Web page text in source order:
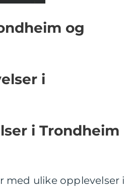
og
i
i Trondheim
ulike opplevelser i